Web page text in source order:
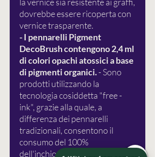
dovrebbe essere ricoperta con
vernice trasparente.
- I pennarelli Pigment
DecoBrush contengono 2,4 ml
di colori opachi atossici a base
di pigmenti organici.- Sono
prodotti utilizzando la
tecnologia cosiddetta "free -
ink", grazie alla quale, a
differenza dei pennarelli
tradizionali, consentono il
consumo del 100%
dell'inchiostro in essi